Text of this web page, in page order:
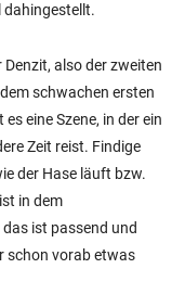
dahingestellt.
also der zweiten
schwachen ersten
eine Szene, in der ein
Zeit reist. Findige
der Hase läuft bzw.
in dem
ist passend und
schon vorab etwas